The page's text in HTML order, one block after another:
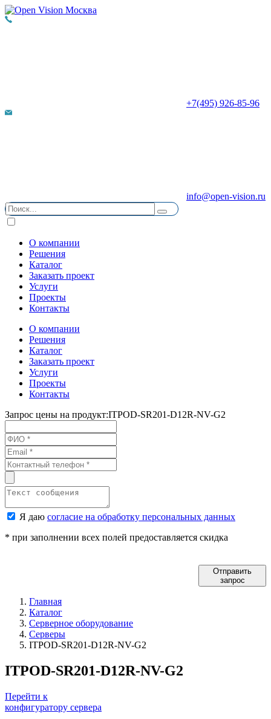
+7(495) 926-85-96
info@open-vision.ru
О компании
Решения
Каталог
Заказать проект
Услуги
Проекты
Контакты
О компании
Решения
Каталог
Заказать проект
Услуги
Проекты
Контакты
Запрос цены на продукт:ITPOD‑SR201‑D12R-NV-G2
Я даю согласие на обработку персональных данных
* при заполнении всех полей предоставляется скидка
Отправить
запрос
Главная
Каталог
Серверное оборудование
Серверы
ITPOD‑SR201‑D12R-NV-G2
ITPOD‑SR201‑D12R-NV-G2
Перейти к
конфигуратору сервера